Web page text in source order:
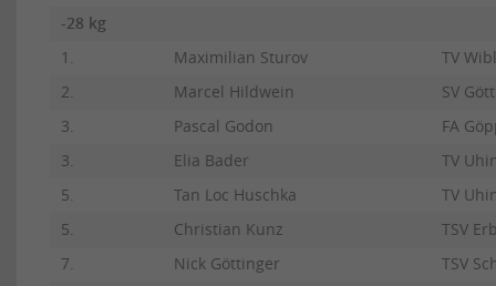
-28 kg
1.
Maximilian Sturov TV
2.
Marcel Hildwein
SV
3.
Pascal Godon
FA
3.
Elia Bader
TV
5.
Tan Loc Huschka
TV
5.
Christian Kunz
TSV
7.
Nick Göttinger
TSV